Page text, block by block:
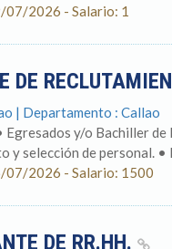
07/2026 - Salario: 1
DE
| Departamento : Callao
Egresados y/o Bachiller
y selección de personal. •
07/2026 - Salario: 1500
DE RR.HH.